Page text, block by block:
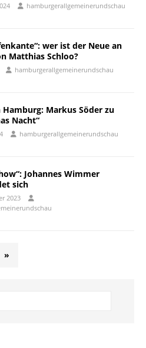
hamburgerallgemeinerundschau
wer ist der Neue an
Matthias Schloo?
hamburgerallgemeinerundschau
Hamburg: Markus Söder zu
Nacht“
hamburgerallgemeinerundschau
Johannes Wimmer
sich
2023
»